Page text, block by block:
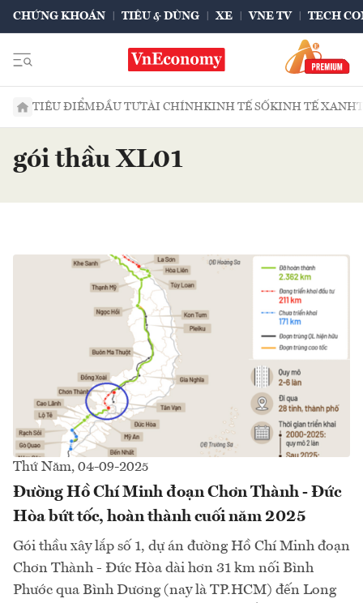
CHỨNG KHOÁN TIÊU & DÙNG XE VNE TV TECH
TIÊU ĐIỂMĐẦU TƯTÀI CHÍNHKINH TẾ SỐKINH TẾ XANH
gói thầu XL01
Thứ Năm, 04-09-2025
Đường Hồ Chí Minh đoạn Chơn Thành - Đức
Hòa bứt tốc, hoàn thành cuối năm 2025
Gói thầu xây lắp số 1, dự án đường Hồ Chí Minh đoạn
Chơn Thành - Đức Hòa dài hơn 31 km nối Bình
Phước qua Bình Dương (nay là TP.HCM) đến Long